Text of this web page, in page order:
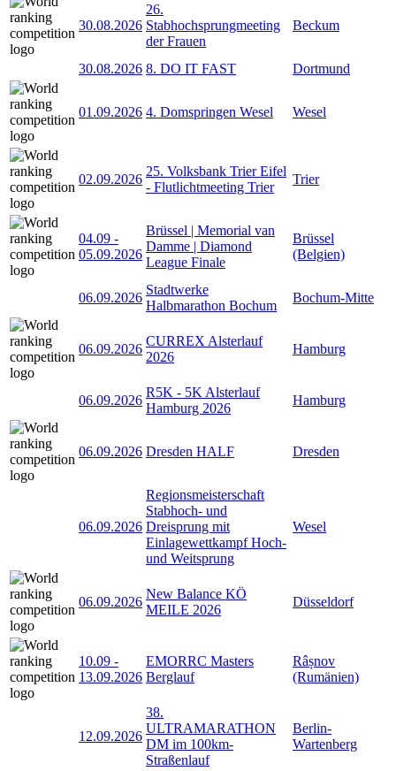
30.08.2026
26.
Stabhochsprungmeeting
der Frauen
Beckum
30.08.2026 8. DO IT FAST Dortmund
01.09.2026 4. Domspringen Wesel Wesel
02.09.2026
25. Volksbank Trier Eifel
- Flutlichtmeeting Trier
Trier
04.09 -
05.09.2026
Brüssel | Memorial van
Damme | Diamond
League Finale
Brüssel
(Belgien)
06.09.2026
Stadtwerke
Halbmarathon Bochum
Bochum-Mitte
06.09.2026
CURREX Alsterlauf
2026
Hamburg
06.09.2026
R5K - 5K Alsterlauf
Hamburg 2026
Hamburg
06.09.2026 Dresden HALF Dresden
06.09.2026
Regionsmeisterschaft
Stabhoch- und
Dreisprung mit
Einlagewettkampf Hoch-
und Weitsprung
Wesel
06.09.2026
New Balance KÖ
MEILE 2026
Düsseldorf
10.09 -
13.09.2026
EMORRC Masters
Berglauf
Râșnov
(Rumänien)
12.09.2026
38.
ULTRAMARATHON
DM im 100km-
Straßenlauf
Berlin-
Wartenberg